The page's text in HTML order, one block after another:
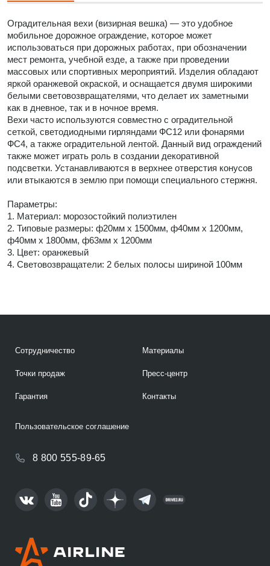
Оградительная вехи (визирная вешка) — это удобное
мобильное дорожное ограждение, которое может
использоваться при дорожных работах, при обозначении
мест ремонта, учебной езде, а также при проведении
массовых или спортивных мероприятий. Изделия обладают
яркой оранжевой окраской, и оснащается двумя широкими
белыми световозвращателями, что делает их заметными
как в дневное, так и в ночное время.
Вехи часто используются совместно с оградительной
сеткой, светодиодными гирляндами ФС12 или фонарями
ФC4, а также оградительной лентой. Данный вид ограждений
также может играть роль в создании декоративной
подсветки. Устанавливаются в верхнее отверстия конусов
или втыкаются в землю при помощи специального стержня.
Параметры:
1. Материал: морозостойкий полиэтилен
2. Типовые размеры: ф20мм х 1500мм, ф40мм х 1200мм,
ф40мм х 1800мм, ф63мм х 1200мм
3. Цвет: оранжевый
4. Световозвращатели: 2 белых полосы шириной 100мм
Сотрудничество
Точки продаж
Гарантия
Материалы
Пресс-центр
Контакты
8 800 555-89-65
Пользовательское соглашение